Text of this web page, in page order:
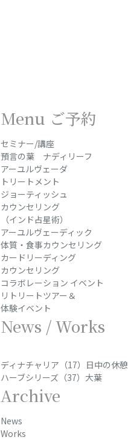
Menu ご予約
セミナー/講座
預言の葉 ナディリーフ
アーユルヴェーダ
トリートメント
ジョーティッシュ
カウンセリング
（インド占星術）
アーユルヴェーディック
体質・食事カウンセリング
カードリーディング
カウンセリング
コラボレーション イベント
リトリートツアー＆
体験イベント
News / Works
ディナチャリア（17）日中の休憩
ハーブシリーズ（37）大葉
Archive
News
Works